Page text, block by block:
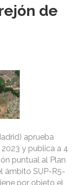
de
aprueba
y publica a 4
puntual al Plan
ámbito SUP-R5-
por objeto el